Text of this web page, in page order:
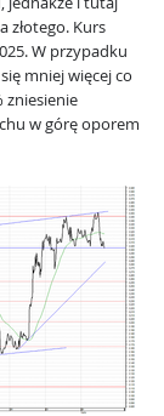
złotego. Kurs
W przypadku
mniej więcej co
zniesienie
w górę oporem